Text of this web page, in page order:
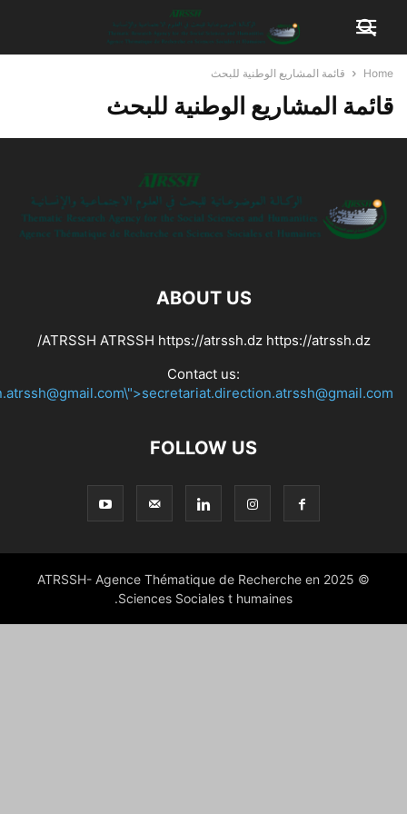
Home قائمة المشاريع الوطنية للبحث
قائمة المشاريع الوطنية للبحث
ABOUT US
ATRSSH ATRSSH https://atrssh.dz https://atrssh.dz/
Contact us:
FOLLOW US
© 2025 ATRSSH- Agence Thématique de Recherche en
Sciences Sociales t humaines.